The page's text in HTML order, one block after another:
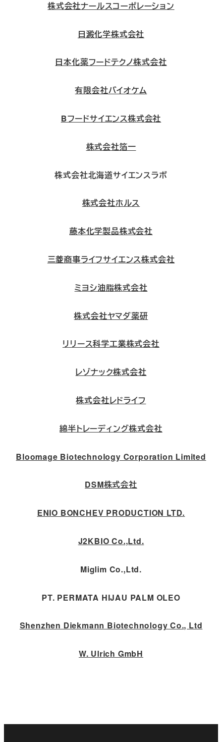
株式会社ナールスコーポレーション
日澱化学株式会社
日本化薬フードテクノ株式会社
有限会社バイオケム
Bフードサイエンス株式会社
株式会社箔一
株式会社北海道サイエンスラボ
株式会社ホルス
藤本化学製品株式会社
三菱商事ライフサイエンス株式会社
ミヨシ油脂株式会社
株式会社ヤマダ薬研
リリース科学工業株式会社
レゾナック株式会社
株式会社レドライフ
綿半トレーディング株式会社
Bloomage Biotechnology Corporation Limited
DSM株式会社
ENIO BONCHEV PRODUCTION LTD.
J2KBIO Co.,Ltd.
Miglim Co.,Ltd.
PT. PERMATA HIJAU PALM OLEO
Shenzhen Diekmann Biotechnology Co., Ltd
W. Ulrich GmbH